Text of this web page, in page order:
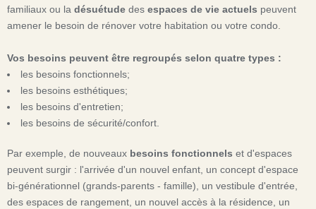
familiaux ou la désuétude des espaces de vie actuels peuvent
amener le besoin de rénover votre habitation ou votre condo.
Vos besoins peuvent être regroupés selon quatre types :
les besoins fonctionnels;
les besoins esthétiques;
les besoins d'entretien;
les besoins de sécurité/confort.
Par exemple, de nouveaux besoins fonctionnels et d'espaces
peuvent surgir : l'arrivée d'un nouvel enfant, un concept d'espace
bi-générationnel (grands-parents - famille), un vestibule d'entrée,
des espaces de rangement, un nouvel accès à la résidence, un